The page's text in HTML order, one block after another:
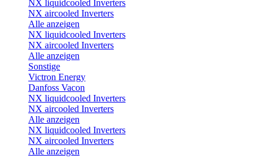
NX liquidcooled Inverters
NX aircooled Inverters
Alle anzeigen
NX liquidcooled Inverters
NX aircooled Inverters
Alle anzeigen
Sonstige
Victron Energy
Danfoss Vacon
NX liquidcooled Inverters
NX aircooled Inverters
Alle anzeigen
NX liquidcooled Inverters
NX aircooled Inverters
Alle anzeigen